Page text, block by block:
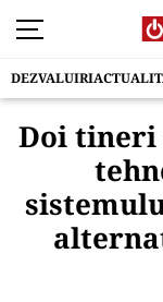
DEZVALUIRI
Doi tineri